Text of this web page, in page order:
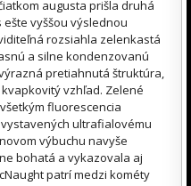
augusta prišla druhá
vyššou výslednou
rozsiahla zelenkastá
a silne kondenzovanú
pretiahnutá štruktúra,
vzhľad. Zelené
fluorescencia
ultrafialovému
výbuchu navyše
bohatá a vykazovala aj
patrí medzi kométy